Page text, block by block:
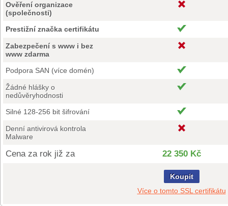
Ověření organizace
(společnosti)
Prestižní značka certifikátu
Zabezpečení s www i bez
www zdarma
Podpora SAN (více domén)
Žádné hlášky o
nedůvěryhodnosti
Silné 128-256 bit šifrování
Denní antivirová kontrola
Malware
Cena za rok již za 22 350 Kč
Koupit
Více o tomto SSL certifikátu